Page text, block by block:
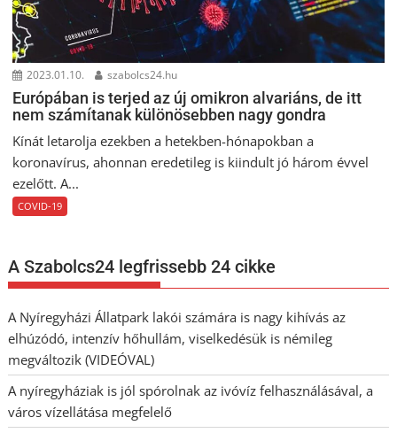
2023.01.10. szabolcs24.hu
Európában is terjed az új omikron alvariáns, de itt
nem számítanak különösebben nagy gondra
Kínát letarolja ezekben a hetekben-hónapokban a
koronavírus, ahonnan eredetileg is kiindult jó három évvel
ezelőtt. A...
COVID-19
A Szabolcs24 legfrissebb 24 cikke
A Nyíregyházi Állatpark lakói számára is nagy kihívás az
elhúzódó, intenzív hőhullám, viselkedésük is némileg
megváltozik (VIDEÓVAL)
A nyíregyháziak is jól spórolnak az ivóvíz felhasználásával, a
város vízellátása megfelelő